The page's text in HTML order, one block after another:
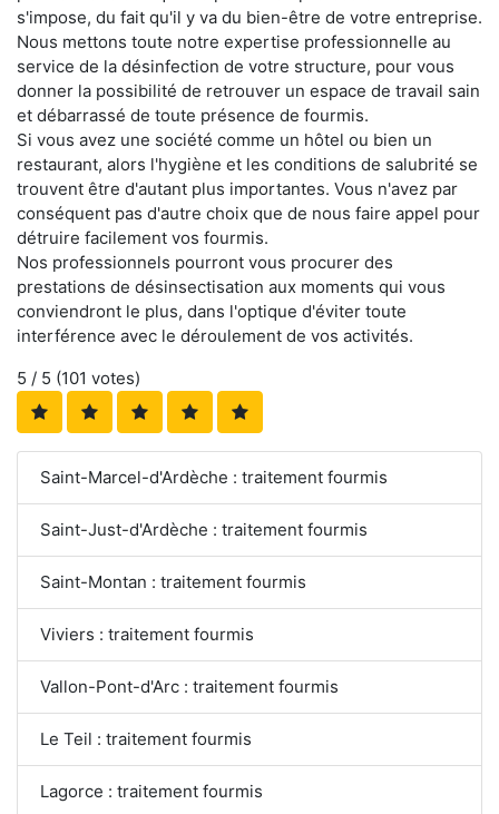
s'impose, du fait qu'il y va du bien-être de votre entreprise.
Nous mettons toute notre expertise professionnelle au
service de la désinfection de votre structure, pour vous
donner la possibilité de retrouver un espace de travail sain
et débarrassé de toute présence de fourmis.
Si vous avez une société comme un hôtel ou bien un
restaurant, alors l'hygiène et les conditions de salubrité se
trouvent être d'autant plus importantes. Vous n'avez par
conséquent pas d'autre choix que de nous faire appel pour
détruire facilement vos fourmis.
Nos professionnels pourront vous procurer des
prestations de désinsectisation aux moments qui vous
conviendront le plus, dans l'optique d'éviter toute
interférence avec le déroulement de vos activités.
5 / 5 (101 votes)
Saint-Marcel-d'Ardèche : traitement fourmis
Saint-Just-d'Ardèche : traitement fourmis
Saint-Montan : traitement fourmis
Viviers : traitement fourmis
Vallon-Pont-d'Arc : traitement fourmis
Le Teil : traitement fourmis
Lagorce : traitement fourmis